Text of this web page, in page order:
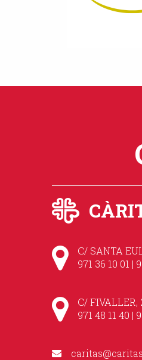
C/ SANTA
971 36 10 01 |
C/
971 48 11 40 |